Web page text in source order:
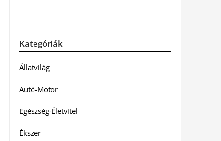
Kategóriák
Állatvilág
Autó-Motor
Egészség-Életvitel
Ékszer